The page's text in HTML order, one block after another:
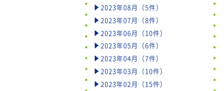
2023年08月（5件）
2023年07月（8件）
2023年06月（10件）
2023年05月（6件）
2023年04月（7件）
2023年03月（10件）
2023年02月（15件）